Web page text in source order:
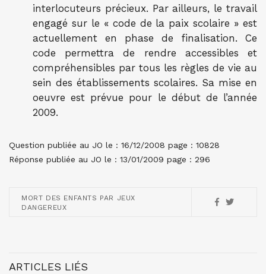
interlocuteurs précieux. Par ailleurs, le travail
engagé sur le « code de la paix scolaire » est
actuellement en phase de finalisation. Ce
code permettra de rendre accessibles et
compréhensibles par tous les règles de vie au
sein des établissements scolaires. Sa mise en
oeuvre est prévue pour le début de l’année
2009.
Question publiée au JO le : 16/12/2008 page : 10828
Réponse publiée au JO le : 13/01/2009 page : 296
MORT DES ENFANTS PAR JEUX
DANGEREUX
ARTICLES LIÉS